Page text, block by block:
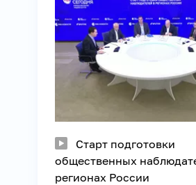
Образование
Старт подготовки
общественных
регионах России